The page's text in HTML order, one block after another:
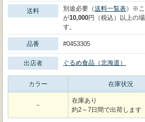
送料 別途必要（送料一覧表）※こ
が10,000円（税込）以上の
す。
品番 #0453305
出店者 ぐるめ食品（北海道）
カラー 在庫状況
－
在庫あり
約2～7日間で出荷します